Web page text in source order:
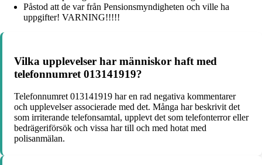
Påstod att de var från Pensionsmyndigheten och ville ha
uppgifter! VARNING!!!!!
Vilka upplevelser har människor haft med
telefonnumret 013141919?
Telefonnumret 013141919 har en rad negativa kommentarer
och upplevelser associerade med det. Många har beskrivit det
som irriterande telefonsamtal, upplevt det som telefonterror eller
bedrägeriförsök och vissa har till och med hotat med
polisanmälan.